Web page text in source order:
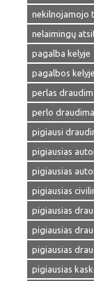
nekilnojamojo
nelaimingų
pagalba kelyje
pagalbos
perlas
perlo
pigiausi
pigiausias
pigiausias
pigiausias
pigiausias
pigiausias
pigiausias
pigiausias